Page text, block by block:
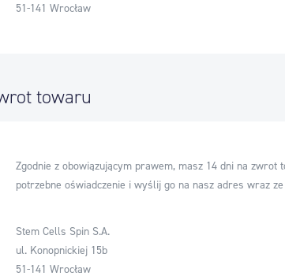
51-141 Wrocław
towaru
Zgodnie z obowiązującym prawem, masz 14 dni na
potrzebne oświadczenie i wyślij go na nasz adres wraz
Stem Cells Spin S.A.
ul. Konopnickiej 15b
51-141 Wrocław